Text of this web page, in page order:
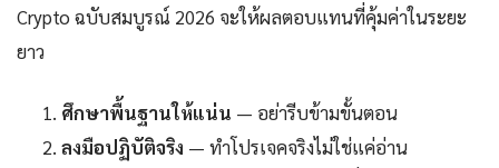
Crypto ฉบับสมบูรณ์ 2026 จะให้ผลตอบแทนที่คุ้มค่าในระยะ
ยาว
ศึกษาพื้นฐานให้แน่น — อย่ารีบข้ามขั้นตอน
ลงมือปฏิบัติจริง — ทำโปรเจคจริงไม่ใช่แค่อ่าน